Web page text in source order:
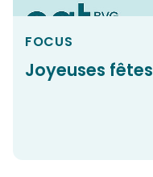
FOCUS
Joyeuses fêtes